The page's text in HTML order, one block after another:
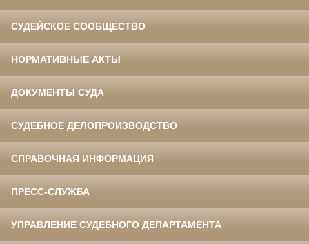
СУДЕЙСКОЕ СООБЩЕСТВО
НОРМАТИВНЫЕ АКТЫ
ДОКУМЕНТЫ СУДА
СУДЕБНОЕ ДЕЛОПРОИЗВОДСТВО
СПРАВОЧНАЯ ИНФОРМАЦИЯ
ПРЕСС-СЛУЖБА
УПРАВЛЕНИЕ СУДЕБНОГО ДЕПАРТАМЕНТА